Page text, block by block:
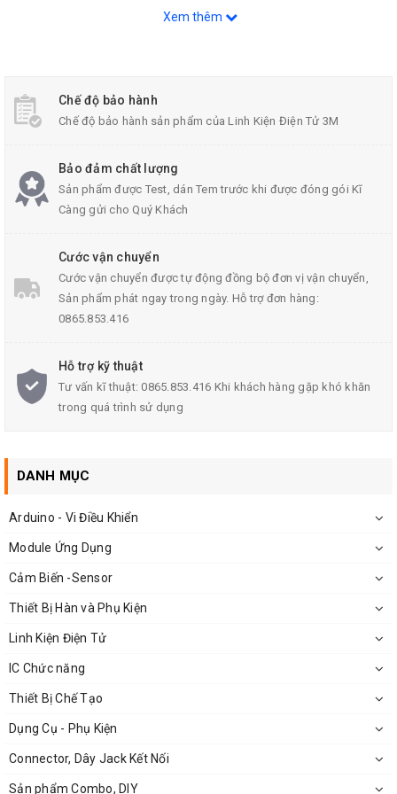
Module Thẻ Nhớ SD SPI
Thông Số Kĩ Thuật:
Loại thẻ nhớ hỗ trợ
Trọng lượng
Xem thêm
Chế độ bảo hành
Chế độ bảo hành sản phẩm của Linh Kiện Điện Tử 3M
Bảo đảm chất lượng
Sản phẩm được Test, dán Tem trước khi được đóng gói Kĩ
Càng gửi cho Quý Khách
Cước vận chuyển
Cước vận chuyển được tự động đồng bộ đơn vị vận chuyển,
Sản phẩm phát ngay trong ngày. Hỗ trợ đơn hàng:
0865.853.416
Hỗ trợ kỹ thuật
Tư vấn kĩ thuật: 0865.853.416 Khi khách hàng gặp khó khăn
trong quá trình sử dụng
DANH MỤC
Arduino - Vi Điều Khiển
Module Ứng Dụng
Cảm Biến -Sensor
Thiết Bị Hàn và Phụ Kiện
Linh Kiện Điện Tử
IC Chức năng
Thiết Bị Chế Tạo
Dụng Cụ - Phụ Kiện
Connector, Dây Jack Kết Nối
Sản phẩm Combo, DIY